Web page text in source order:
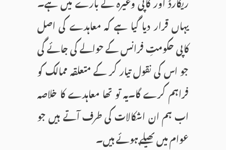
یہاں قرار دیا گیا ہے کہ معاہدے کی اصل
کاپی حکومتِ فرانس کے حوالے کی جائے گی
جو اس کی نقول تیار کر کے متعلقہ ممالک کو
فراہم کرے گا۔یہ تو تھا معاہدے کا خلاصہ
اب ہم ان اشکالات کی طرف آتے ہیں جو
عوام میں پھیلے ہوئے ہیں۔